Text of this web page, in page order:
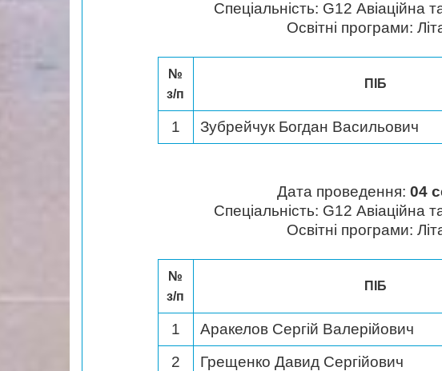
Спеціальність: G12 Авіаційна
Освітні програми:
№
з/п
ПІБ
1 Зубрейчук Богдан Васильович
Дата проведення:04
Спеціальність: G12 Авіаційна
Освітні програми:
№
з/п
ПІБ
1 Аракелов Сергій Валерійович
2
Грещенко Давид Сергійович